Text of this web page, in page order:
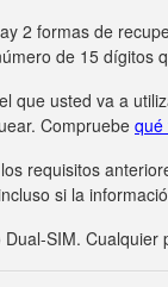
2 formas de
de 15 dígitos
que usted va a
Compruebequé
requisitos
si la
SIM.